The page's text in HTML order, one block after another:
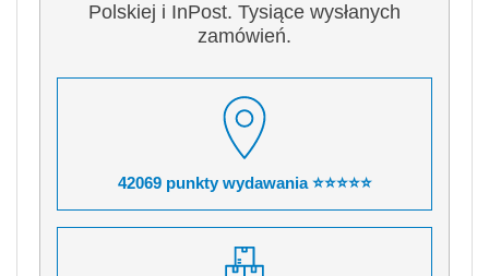
Polskiej i InPost. Tysiące wysłanych
zamówień.
42069 punkty wydawania ⭐⭐⭐⭐⭐